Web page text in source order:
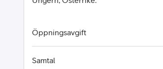
Öppningsavgift
Samtal